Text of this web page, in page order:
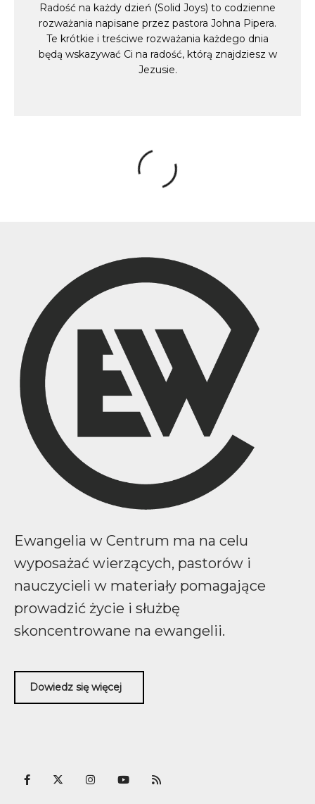
Radość na każdy dzień (Solid Joys) to codzienne
rozważania napisane przez pastora Johna Pipera.
Te krótkie i treściwe rozważania każdego dnia
będą wskazywać Ci na radość, którą znajdziesz w
Jezusie.
Ewangelia w Centrum ma na celu
wyposażać wierzących, pastorów i
nauczycieli w materiały pomagające
prowadzić życie i służbę
skoncentrowane na ewangelii.
Dowiedz się więcej